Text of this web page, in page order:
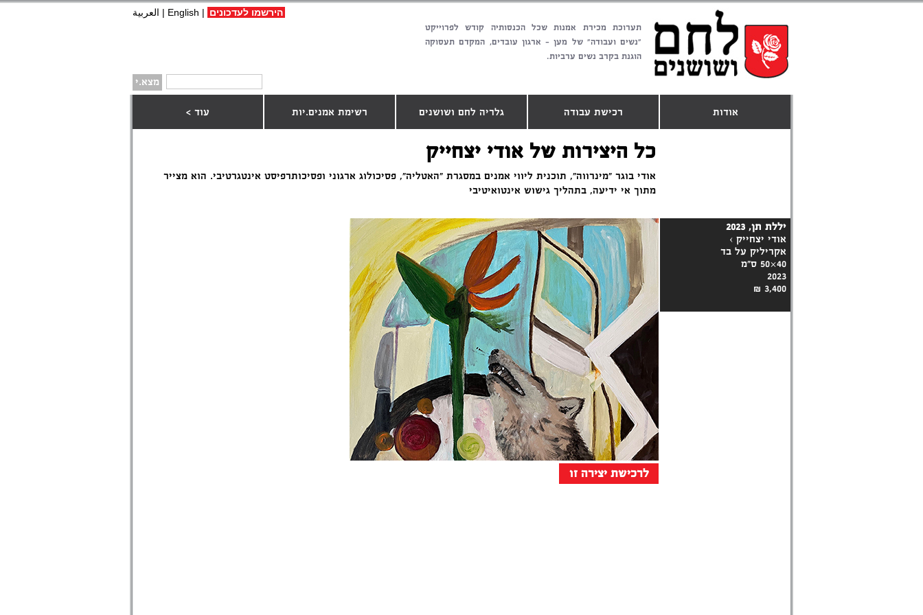
תערוכת מכירת אמנות שכל הכנסותיה קודש לפרוייקט
"נשים ועבודה" של מען - ארגון עובדים, המקדם תעסוקה
הוגנת בקרב נשים ערביות.
הירשמו לעדכונים |
English
| العربية
אודות רכישת עבודה גלריה לחם ושושנים רשימת אמנים.יות עוד >
כל היצירות של אודי יצחייק
אודי בוגר "מינרווה", תוכנית ליווי אמנים במסגרת "האטליה", פסיכולוג ארגוני ופסיכותרפיסט אינטגרטיבי. הוא מצייר
מתוך אי ידיעה, בתהליך גישוש אינטואיטיבי
יללת תן, 2023
אודי יצחייק ›
אקריליק על בד
40×50 ס"מ
2023
3,400 ₪
לרכישת יצירה זו